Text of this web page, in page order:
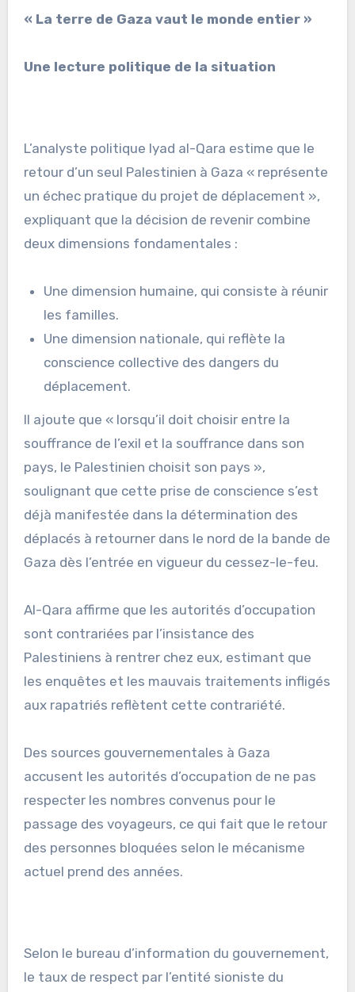
« La terre de Gaza vaut le monde entier »
Une lecture politique de la situation
L’analyste politique Iyad al-Qara estime que le
retour d’un seul Palestinien à Gaza « représente
un échec pratique du projet de déplacement »,
expliquant que la décision de revenir combine
deux dimensions fondamentales :
Une dimension humaine, qui consiste à réunir
les familles.
Une dimension nationale, qui reflète la
conscience collective des dangers du
déplacement.
Il ajoute que « lorsqu’il doit choisir entre la
souffrance de l’exil et la souffrance dans son
pays, le Palestinien choisit son pays »,
soulignant que cette prise de conscience s’est
déjà manifestée dans la détermination des
déplacés à retourner dans le nord de la bande de
Gaza dès l’entrée en vigueur du cessez-le-feu.
Al-Qara affirme que les autorités d’occupation
sont contrariées par l’insistance des
Palestiniens à rentrer chez eux, estimant que
les enquêtes et les mauvais traitements infligés
aux rapatriés reflètent cette contrariété.
Des sources gouvernementales à Gaza
accusent les autorités d’occupation de ne pas
respecter les nombres convenus pour le
passage des voyageurs, ce qui fait que le retour
des personnes bloquées selon le mécanisme
actuel prend des années.
Selon le bureau d’information du gouvernement,
le taux de respect par l’entité sioniste du